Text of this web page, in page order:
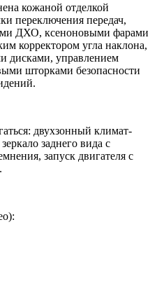
кожаной отделкой
переключения передач,
ДХО, ксеноновыми фарами
корректором угла наклона,
дисками, управлением
шторками безопасности
двухзонный климат-
заднего вида с
запуск двигателя с